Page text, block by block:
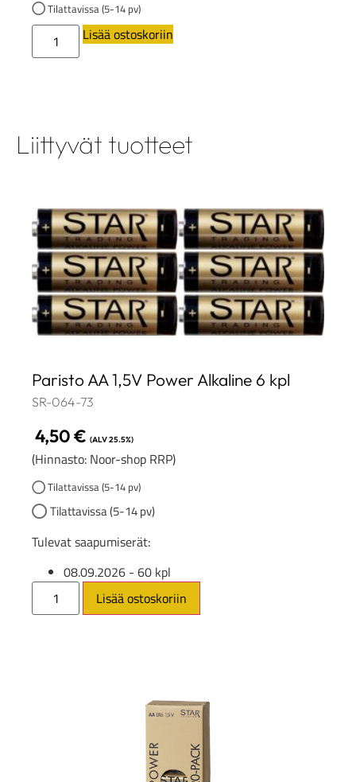
Tilattavissa (5-14 pv)
Lisää ostoskoriin
Liittyvät tuotteet
Paristo AA 1,5V Power Alkaline 6 kpl
SR-064-73
4,50€ (ALV 25.5%)
(Hinnasto: Noor-shop RRP)
Tilattavissa (5-14 pv)
Tilattavissa (5-14 pv)
Tulevat saapumiserät:
08.09.2026 - 60 kpl
Lisää ostoskoriin